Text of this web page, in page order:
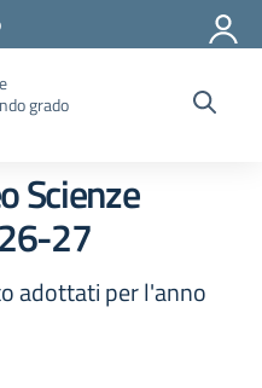
grado
Scienze
27
adottati per l'anno